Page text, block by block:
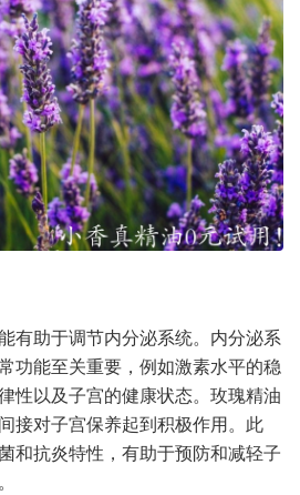
有助于调节内分泌系统。内分泌系
功能至关重要，例如激素水平的稳
性以及子宫的健康状态。玫瑰精油
接对子宫保养起到积极作用。此
和抗炎特性，有助于预防和减轻子